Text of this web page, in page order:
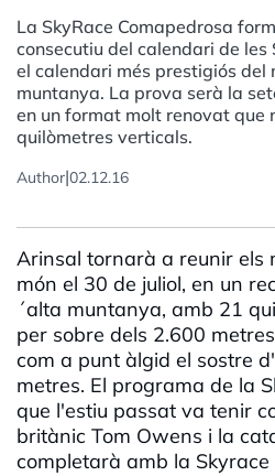
La SkyRace Comapedrosa
consecutiu del calendari de les
el calendari més prestigiós del
muntanya. La prova serà la
en un format molt renovat que
quilòmetres verticals.
Author|02.12.16
Arinsal tornarà a reunir els
món el 30 de juliol, en un
´alta muntanya, amb 21
per sobre dels 2.600
com a punt àlgid el sostre
metres. El programa de la
que l'estiu passat va tenir
britànic Tom Owens i la
completarà amb la Skyrace